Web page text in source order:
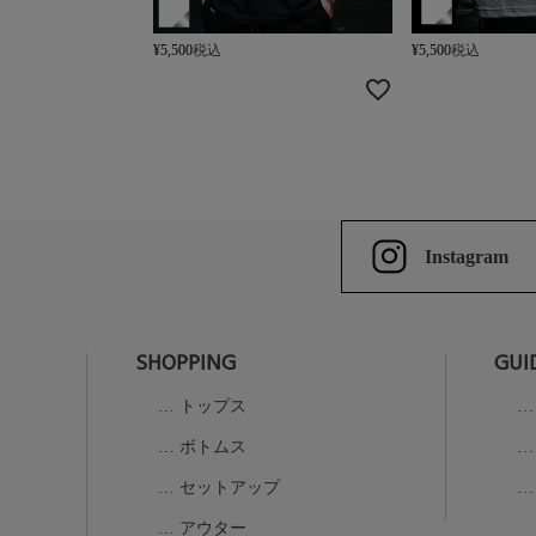
¥5,500税込 ¥5,500税込
Instagram
SHOPPING
トップス
ボトムス
セットアップ
アウター